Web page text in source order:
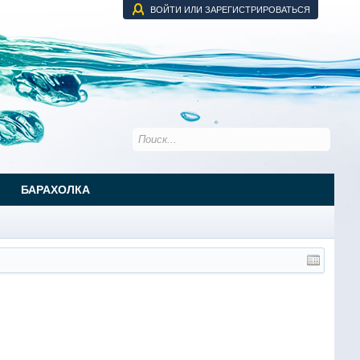
ВОЙТИ ИЛИ ЗАРЕГИСТРИРОВАТЬСЯ
БАРАХОЛКА